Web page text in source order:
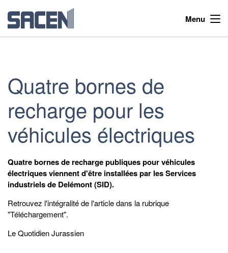
Menu
Quatre bornes de
recharge pour les
véhicules électriques
Quatre bornes de recharge publiques pour véhicules
électriques viennent d'être installées par les Services
industriels de Delémont (SID).
Retrouvez l'intégralité de l'article dans la rubrique
"Téléchargement".
Le Quotidien Jurassien